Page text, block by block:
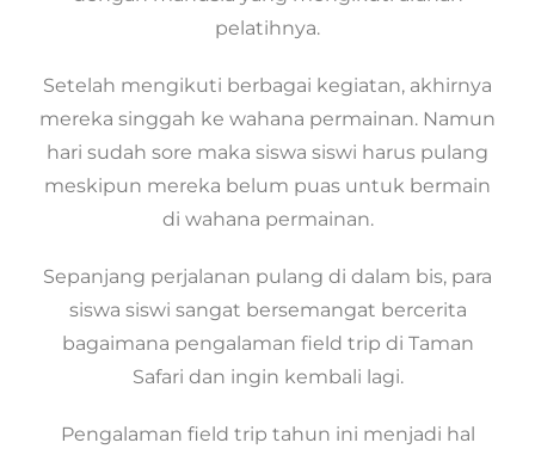
pelatihnya.
Setelah mengikuti berbagai kegiatan, akhirnya
mereka singgah ke wahana permainan. Namun
hari sudah sore maka siswa siswi harus pulang
meskipun mereka belum puas untuk bermain
di wahana permainan.
Sepanjang perjalanan pulang di dalam bis, para
siswa siswi sangat bersemangat bercerita
bagaimana pengalaman field trip di Taman
Safari dan ingin kembali lagi.
Pengalaman field trip tahun ini menjadi hal